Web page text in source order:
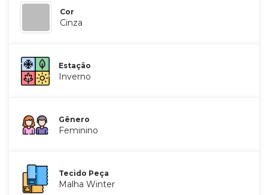
Cor
Cinza
Estação
Inverno
Gênero
Feminino
Tecido Peça
Malha Winter